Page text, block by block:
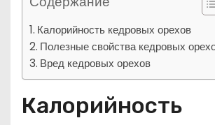
Калорийность кедровых орехов
Полезные свойства кедровых
Вред кедровых орехов
Калорийность